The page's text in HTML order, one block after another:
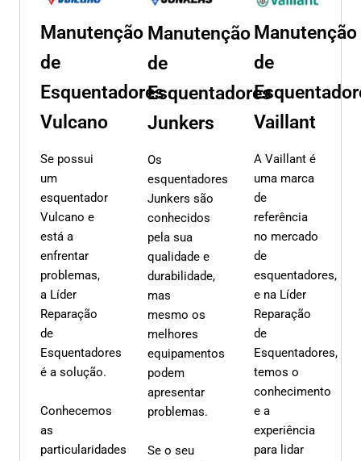
Manutenção
de
Esquentadores
Vulcano
Se possui
um
esquentador
Vulcano e
está a
enfrentar
problemas,
a Líder
Reparação
de
Esquentadores
é a solução.
Conhecemos
as
particularidades
Manutenção
de
Esquentadores
Junkers
Os
esquentadores
Junkers são
conhecidos
pela sua
qualidade e
durabilidade,
mas
mesmo os
melhores
equipamentos
podem
apresentar
problemas.
Se o seu
Manutenção
de
Vaillant
A Vaillant é
uma marca
de
referência
no mercado
de
esquentadores,
e na Líder
Reparação
de
Esquentadores,
temos o
conhecimento
e a
experiência
para lidar